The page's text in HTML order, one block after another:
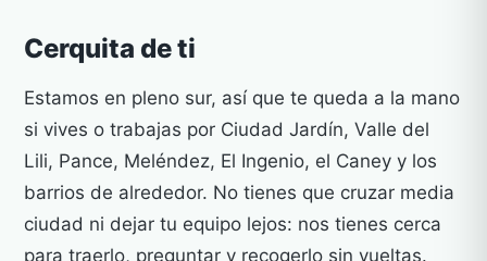
Cerquita de ti
Estamos en pleno sur, así que te queda a la mano
si vives o trabajas por Ciudad Jardín, Valle del
Lili, Pance, Meléndez, El Ingenio, el Caney y los
barrios de alrededor. No tienes que cruzar media
ciudad ni dejar tu equipo lejos: nos tienes cerca
para traerlo, preguntar y recogerlo sin vueltas.